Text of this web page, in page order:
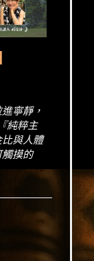
寧靜，
純粹主
與人體
觸摸的